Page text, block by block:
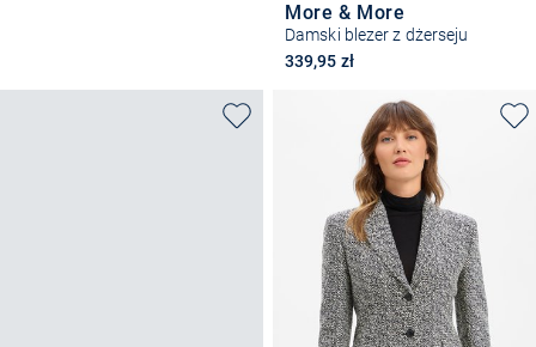
More & More
Damski blezer z dżerseju
339,95 zł